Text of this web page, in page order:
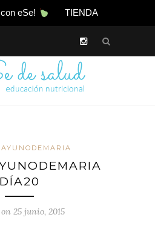
eSe! TIENDA
DÍA20
25 junio, 2015